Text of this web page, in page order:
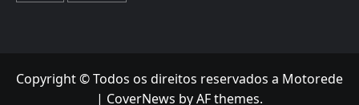
Copyright © Todos os direitos reservados a Motorede
| CoverNews by AF themes.